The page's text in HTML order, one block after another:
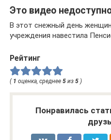
Это видео
В этот снежный день
учреждения навестила
Рейтинг
( 1 оценка, среднее 5 из 5 )
Понравилась